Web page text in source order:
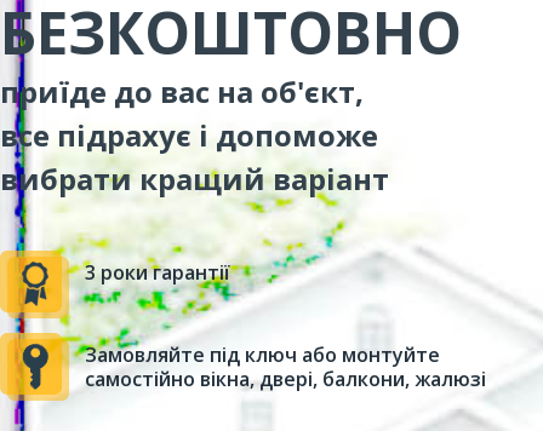
БЕЗКОШТОВНО
приїде до вас на об'єкт,
все підрахує і допоможе
вибрати кращий варіант
3 роки гарантії
Замовляйте під ключ або монтуйте
самостійно вікна, двері, балкони, жалюзі